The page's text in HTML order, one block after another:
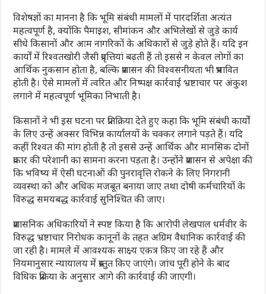
विशेषज्ञों का मानना है कि भूमि संबंधी मामलों में पारदर्शिता अत्यंत
महत्वपूर्ण है, क्योंकि पैमाइश, सीमांकन और अभिलेखों से जुड़े कार्य
सीधे किसानों और आम नागरिकों के अधिकारों से जुड़े होते हैं। यदि इन
कार्यों में रिश्वतखोरी जैसी प्रवृत्तियां बढ़ती हैं तो इससे न केवल लोगों का
आर्थिक नुकसान होता है, बल्कि प्रशासन की विश्वसनीयता भी प्रभावित
होती है। ऐसे मामलों में त्वरित और निष्पक्ष कार्रवाई भ्रष्टाचार पर अंकुश
लगाने में महत्वपूर्ण भूमिका निभाती है।
किसानों ने भी इस घटना पर प्रतिक्रिया देते हुए कहा कि भूमि संबंधी कार्यों
के लिए उन्हें अक्सर विभिन्न कार्यालयों के चक्कर लगाने पड़ते हैं। यदि
कहीं रिश्वत की मांग होती है तो इससे उन्हें आर्थिक और मानसिक दोनों
प्रकार की परेशानी का सामना करना पड़ता है। उन्होंने प्रशासन से अपेक्षा की
कि भविष्य में ऐसी घटनाओं की पुनरावृत्ति रोकने के लिए निगरानी
व्यवस्था को और अधिक मजबूत बनाया जाए तथा दोषी कर्मचारियों के
विरुद्ध समयबद्ध कार्रवाई सुनिश्चित की जाए।
प्रशासनिक अधिकारियों ने स्पष्ट किया है कि आरोपी लेखपाल धर्मवीर के
विरुद्ध भ्रष्टाचार निरोधक कानूनों के तहत अग्रिम वैधानिक कार्रवाई की
जा रही है। मामले में आवश्यक साक्ष्य एकत्र किए जा रहे हैं और
नियमानुसार न्यायालय में प्रस्तुत किए जाएंगे। जांच पूरी होने के बाद
विधिक प्रक्रिया के अनुसार आगे की कार्रवाई की जाएगी।